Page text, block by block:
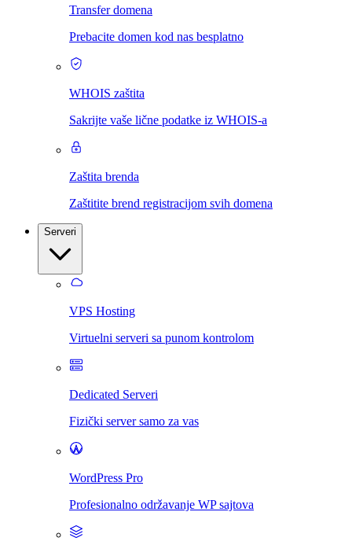
Transfer domena
Prebacite domen kod nas besplatno
WHOIS zaštita
Sakrijte vaše lične podatke iz WHOIS-a
Zaštita brenda
Zaštitite brend registracijom svih domena
Serveri
VPS Hosting
Virtuelni serveri sa punom kontrolom
Dedicated Serveri
Fizički server samo za vas
WordPress Pro
Profesionalno održavanje WP sajtova